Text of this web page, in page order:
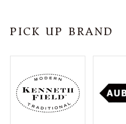
INFORMATION
ご利用ガイド
プライバシーポリシー
特定商取引法について
お問い合わせ
PICK UP BRAND